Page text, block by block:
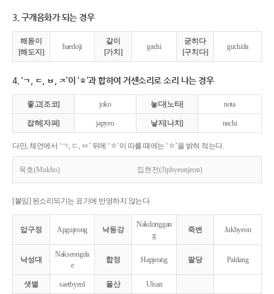
3. 구개음화가 되는 경우
해돋이
[해도지]
haedoji
같이
[가치]
gachi
굳히다
[구치다]
guchida
4. ‘ㄱ, ㄷ, ㅂ, ㅈ’이 ‘ㅎ’과 합하여 거센소리로 소리 나는 경우
좋고[조코] joko 놓다[노타] nota
잡혀[자펴] japyeo 낳지[나치] nachi
다만, 체언에서 ‘ㄱ, ㄷ, ㅂ’ 뒤에 ‘ㅎ’이 따를 때에는 ‘ㅎ’을 밝혀 적는다.
묵호(Mukho) 집현전(Jiphyeonjeon)
[붙임] 된소리되기는 표기에 반영하지 않는다.
압구정 Apgujeong 낙동강
Nakdonggan
g
죽변 Jukbyeon
낙성대
Nakseongda
e
합정 Hapjeong 팔당 Paldang
샛별 saetbyeol 울산 Ulsan